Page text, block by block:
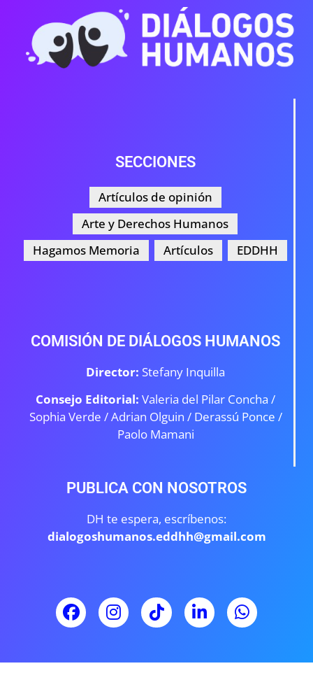
SECCIONES
Artículos de opinión
Arte y Derechos Humanos
Hagamos Memoria
Artículos EDDHH
COMISIÓN DE DIÁLOGOS HUMANOS
Director: Stefany Inquilla
Consejo Editorial: Valeria del Pilar Concha /
Sophia Verde /Adrian Olguin / Derassú Ponce /
Paolo Mamani
PUBLICA CON NOSOTROS
DH te espera, escríbenos:
dialogoshumanos.eddhh@gmail.com